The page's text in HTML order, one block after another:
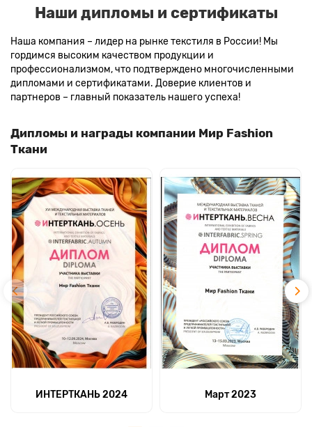
Наши дипломы и сертификаты
Наша компания – лидер на рынке текстиля в России! Мы
гордимся высоким качеством продукции и
профессионализмом, что подтверждено многочисленными
дипломами и сертификатами. Доверие клиентов и
партнеров – главный показатель нашего успеха!
Дипломы и награды компании Мир Fashion
Ткани
ИНТЕРТКАНЬ 2024 Март 2023